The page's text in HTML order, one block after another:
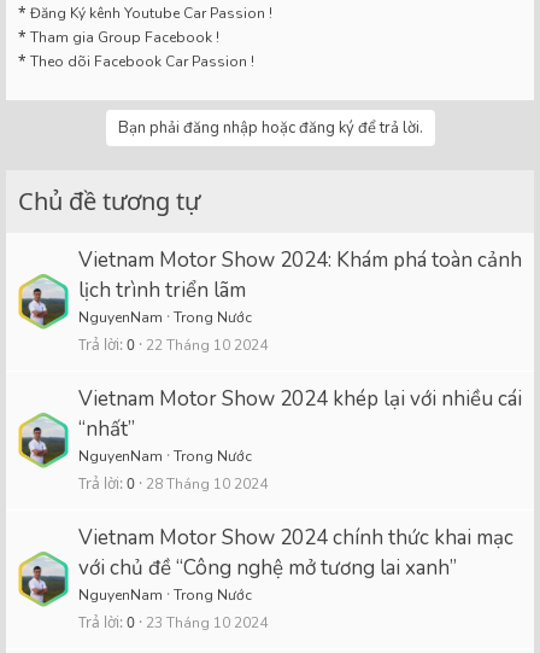
* Đăng Ký kênh Youtube Car Passion !
* Tham gia Group Facebook !
* Theo dõi Facebook Car Passion !
Bạn phải đăng nhập hoặc đăng ký để trả lời.
Chủ đề tương tự
Vietnam Motor Show 2024: Khám phá toàn cảnh
lịch trình triển lãm
NguyenNam Trong Nước
Trả lời 0 22 Tháng 10 2024
Vietnam Motor Show 2024 khép lại với nhiều cái
“nhất”
NguyenNam Trong Nước
Trả lời 0 28 Tháng 10 2024
Vietnam Motor Show 2024 chính thức khai mạc
với chủ đề “Công nghệ mở tương lai xanh”
NguyenNam Trong Nước
Trả lời 0 23 Tháng 10 2024